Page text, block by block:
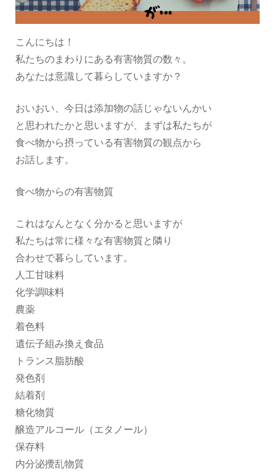
こんにちは！
私たちのまわりにある有害物質の数々。
あなたは意識して暮らしていますか？
おいおい、今日は添加物の話じゃないんかい
と思われたかと思いますが、まずは私たちが
食べ物から摂っている有害物質の観点から
お話します。
食べ物からの有害物質
これはなんとなく分かると思いますが
私たちは常に様々な有害物質と隣り
合わせで暮らしています。
人工甘味料
化学調味料
農薬
着色料
遺伝子組み換え食品
トランス脂肪酸
発色剤
結着剤
糖化物質
醸造アルコール（エタノール）
保存料
内分泌攪乱物質